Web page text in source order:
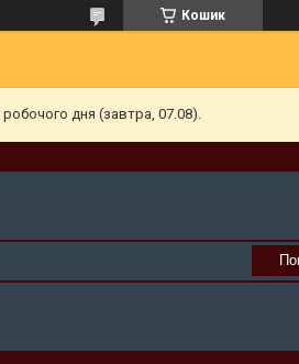
Кошик
дня (завтра, 07.08).